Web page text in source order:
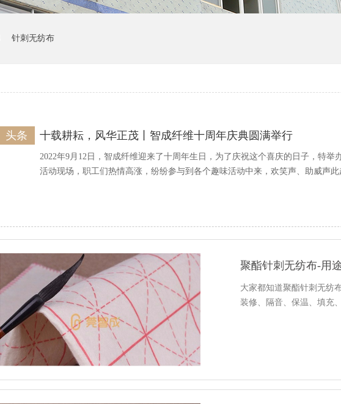
针刺无纺布
十载耕耘，风华正茂丨智成纤维十周年庆典圆满举行
头条
2022年9月12日，智成纤维迎来了十周年生日，为了庆祝这个喜庆的日子，特举
活动现场，职工们热情高涨，纷纷参与到各个趣味活动中来，欢笑声、助威声此
聚酯针刺无纺布-用
大家都知道聚酯针刺无纺
装修、隔音、保温、填充